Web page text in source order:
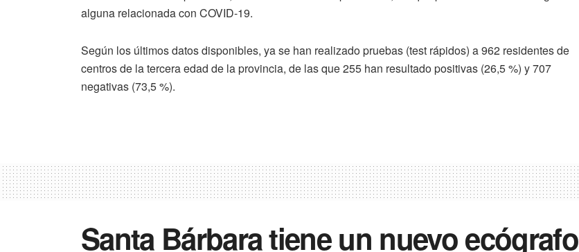
alguna relacionada con COVID-19.
Según los últimos datos disponibles, ya se han realizado pruebas (test rápidos) a 962 residentes de
centros de la tercera edad de la provincia, de las que 255 han resultado positivas (26,5 %) y 707
negativas (73,5 %).
Santa Bárbara tiene un nuevo ecógrafo